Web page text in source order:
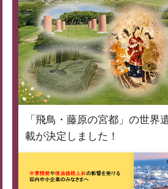
「飛鳥・藤原の宮都」の世界
載が決定しました！